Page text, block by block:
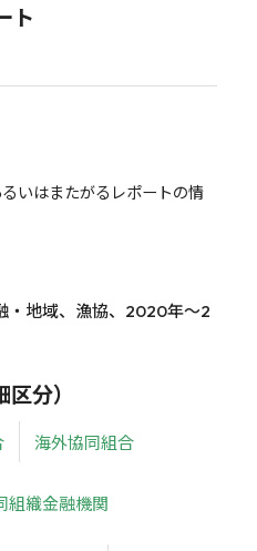
ト
いはまたがるレポートの情
・地域、漁協、2020年～2
分）
海外協同組合
組織金融機関